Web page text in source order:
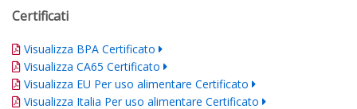
Certificati
Visualizza BPA Certificato
Visualizza CA65 Certificato
Visualizza EU Per uso alimentare Certificato
Visualizza Italia Per uso alimentare Certificato